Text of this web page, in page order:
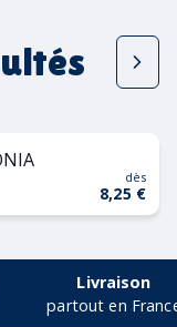
dès
8,25 €
Livraison
partout en